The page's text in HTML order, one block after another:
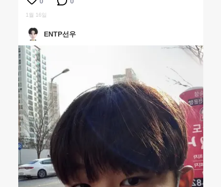
1월 16일
ENTP선우